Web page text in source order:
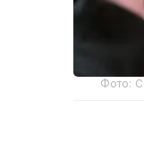
Фото: